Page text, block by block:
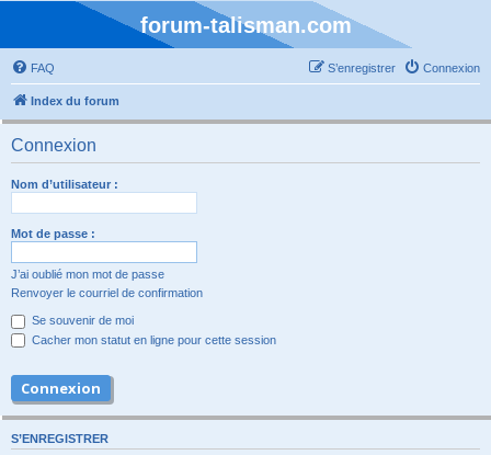
forum-talisman.com
FAQ Connexion
S’enregistrer
Index du forum
Connexion
Nom d’utilisateur :
Mot de passe :
J’ai oublié mon mot de passe
Renvoyer le courriel de confirmation
Se souvenir de moi
Cacher mon statut en ligne pour cette session
S’ENREGISTRER